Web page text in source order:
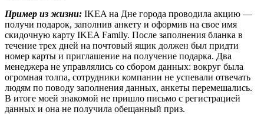
Пример из жизни: IKEA на Дне города проводила акцию —
получи подарок, заполнив анкету и оформив на свое имя
скидочную карту IKEA Family. После заполнения бланка в
течение трех дней на почтовый ящик должен был придти
номер карты и приглашение на получение подарка. Два
менеджера не управлялись со сбором данных: вокруг была
огромная толпа, сотрудники компании не успевали отвечать
людям по поводу заполнения данных, анкеты перемешались.
В итоге моей знакомой не пришло письмо с регистрацией
данных и она не получила обещанный приз.